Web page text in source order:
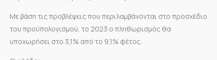
Με βάση τις προβλέψεις που περιλαμβάνονται στο προσχέδιο
του προϋπολογισμού, το 2023 ο πληθωρισμός θα
υποχωρήσει στο 3,1% από το 9,1% φέτος.